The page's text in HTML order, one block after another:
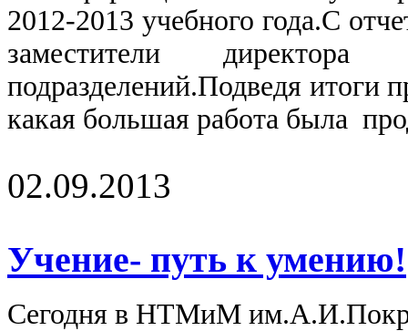
2012-2013 учебного года.С
заместители
подразделений.Подведя итоги
какая большая работа была
02.09.2013
Учение- путь к умению!
Сегодня в НТМиМ